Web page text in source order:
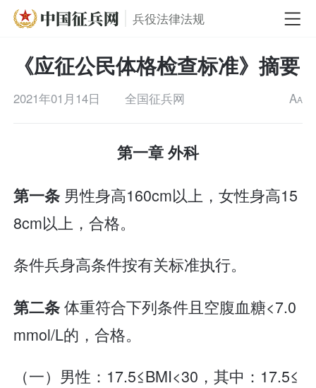
兵役法律法规
《应征公民体格检查标准》摘要
2021年01月14日 全国征兵网 AA
第一章 外科
第一条 男性身高160cm以上，女性身高15
8cm以上，合格。
条件兵身高条件按有关标准执行。
第二条体重符合下列条件且空腹血糖<7.0
mmol/L的，合格。
（一）男性：17.5≤BMI<30，其中：17.5≤